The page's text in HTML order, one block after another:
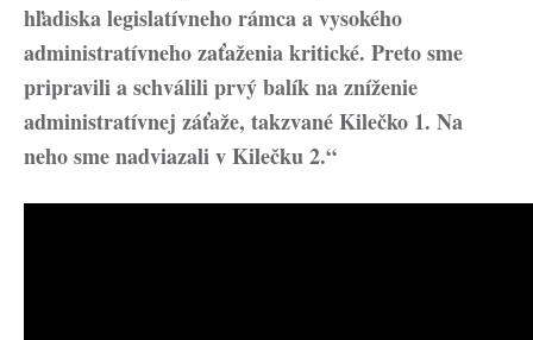
hľadiska legislatívneho rámca a vysokého
administratívneho zaťaženia kritické. Preto sme
pripravili a schválili prvý balík na zníženie
administratívnej záťaže, takzvané Kilečko 1. Na
neho sme nadviazali v Kilečku 2.“